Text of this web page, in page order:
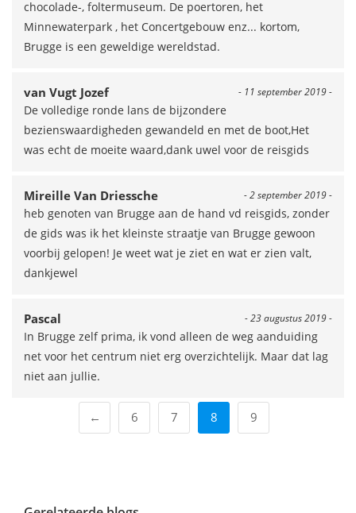
chocolade-, foltermuseum. De poertoren, het
Minnewaterpark , het Concertgebouw enz... kortom,
Brugge is een geweldige wereldstad.
- 11 september 2019 -
van Vugt Jozef
De volledige ronde lans de bijzondere
bezienswaardigheden gewandeld en met de boot,Het
was echt de moeite waard,dank uwel voor de reisgids
- 2 september 2019 -
Mireille Van Driessche
heb genoten van Brugge aan de hand vd reisgids, zonder
de gids was ik het kleinste straatje van Brugge gewoon
voorbij gelopen! Je weet wat je ziet en wat er zien valt,
dankjewel
- 23 augustus 2019 -
Pascal
In Brugge zelf prima, ik vond alleen de weg aanduiding
net voor het centrum niet erg overzichtelijk. Maar dat lag
niet aan jullie.
← 6 7 8 9